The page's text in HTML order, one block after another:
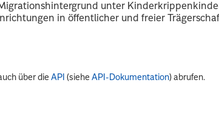
unter
in öffentlicher und freier
über dieAPI (sieheAPI-Dokumentation) abrufen.